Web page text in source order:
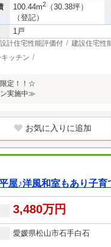
100.44m2
（30.38坪）
（登記）
1戸
設計住宅性能評価付 建設住宅性
ッチン
定！！☆
実施中≫
お気に入りに追加
屋♪洋風和室もあり子
3,480万円
愛媛県松山市石手白石